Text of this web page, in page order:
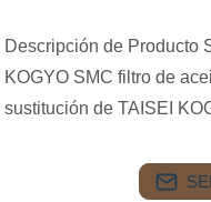
Descripción de Producto
KOGYO SMC filtro de
sustitución de TAISEI